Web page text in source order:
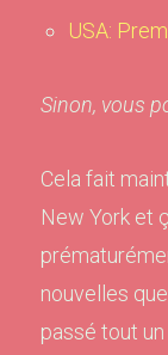
USA:
Sinon, vous
Cela fait
New York et
nouvelles
passé tout